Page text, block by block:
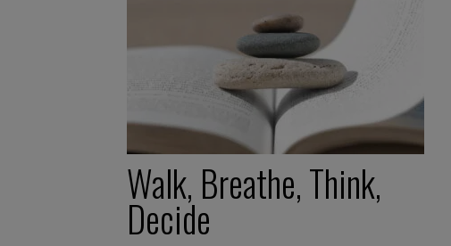
Walk, Breathe, Think,
Decide